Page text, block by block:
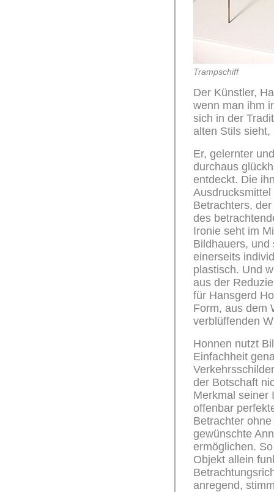
Trampschiff
Der Künstler,
wenn man ihm
sich in der
alten Stils
Er, gelernter
durchaus
entdeckt. Die
Betrachters,
des
Ironie seht im
Bildhauers, und
einerseits
plastisch. Und
aus der
für Hansgerd
Form, aus dem
verblüffenden
Honnen nutzt
Einfachheit
der Botschaft
Merkmal seiner
offenbar
Betrachter
gewünschte
ermöglichen.
Objekt allein
anregend,